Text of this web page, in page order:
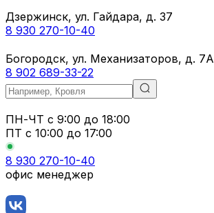
Дзержинск, ул. Гайдара, д. 37
8 930 270-10-40
Богородск, ул. Механизаторов, д. 7А
8 902 689-33-22
ПН-ЧТ с 9:00 до 18:00
ПТ с 10:00 до 17:00
8 930 270-10-40
офис менеджер